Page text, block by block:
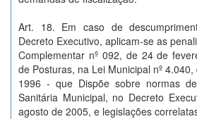
Art. 18. Em caso de
Decreto Executivo, aplicam-se as
Complementar nº 092, de 24 de
de Posturas, na Lei Municipal nº
1996 - que Dispõe sobre normas
Sanitária Municipal, no Decreto
agosto de 2005, e legislações